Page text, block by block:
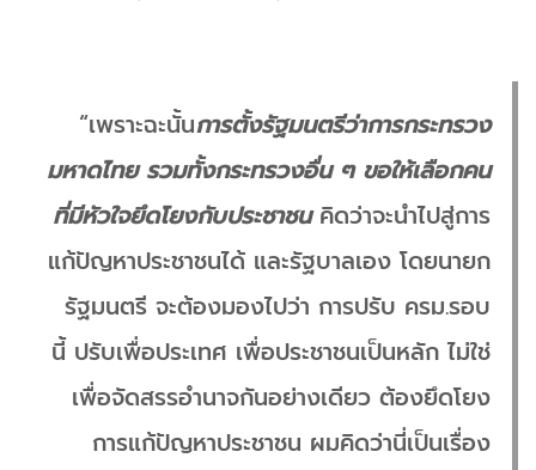
“เพราะฉะนั้นการตั้งรัฐมนตรีว่าการกระทรวง
มหาดไทย รวมทั้งกระทรวงอื่น ๆ ขอให้เลือกคน
ที่มีหัวใจยึดโยงกับประชาชนคิดว่าจะนำไปสู่การ
แก้ปัญหาประชาชนได้ และรัฐบาลเอง โดยนายก
รัฐมนตรี จะต้องมองไปว่า การปรับ ครม.รอบ
นี้ ปรับเพื่อประเทศ เพื่อประชาชนเป็นหลัก ไม่ใช่
เพื่อจัดสรรอำนาจกันอย่างเดียว ต้องยึดโยง
การแก้ปัญหาประชาชน ผมคิดว่านี่เป็นเรื่อง